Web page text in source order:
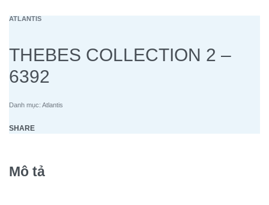
ATLANTIS
THEBES COLLECTION 2 –
6392
Danh mục: Atlantis
SHARE
Mô tả